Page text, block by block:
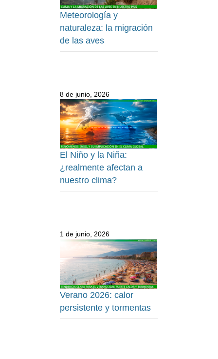
Meteorología y
naturaleza: la migración
de las aves
8 de junio, 2026
El Niño y la Niña:
¿realmente afectan a
nuestro clima?
1 de junio, 2026
Verano 2026: calor
persistente y tormentas